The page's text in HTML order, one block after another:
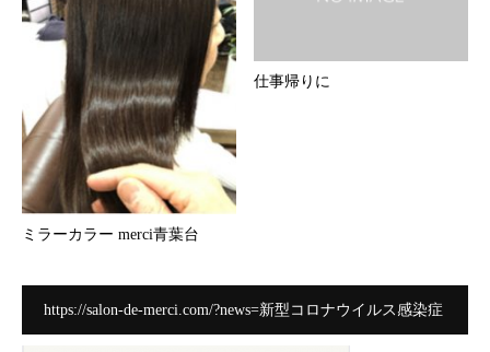
ミラーカラー merci青葉台
仕事帰りに
https://salon-de-merci.com/?news=新型コロナウイルス感染症